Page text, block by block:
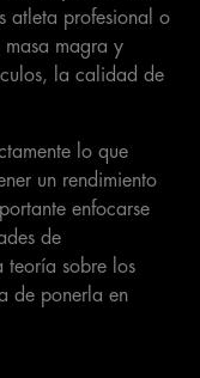
atleta profesional o
magra y
la calidad de
lo que
un rendimiento
enfocarse
de
teoría sobre los
de ponerla en